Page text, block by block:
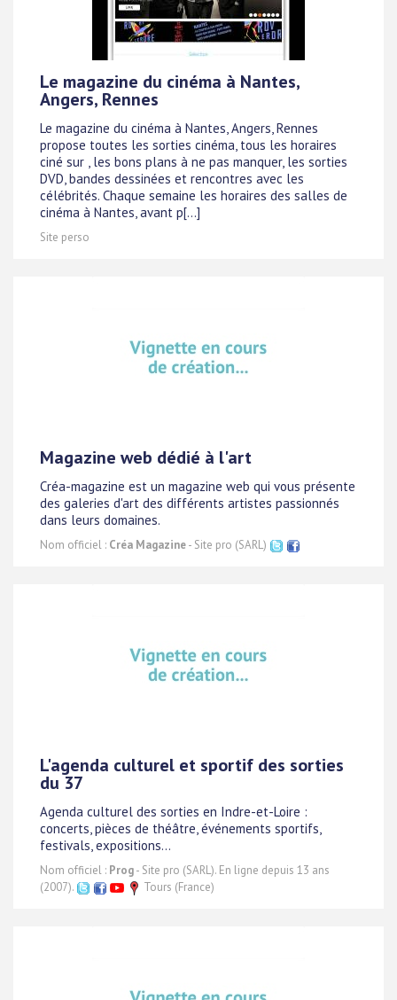
Le magazine du cinéma à Nantes,
Angers, Rennes
Le magazine du cinéma à Nantes, Angers, Rennes
propose toutes les sorties cinéma, tous les horaires
ciné sur , les bons plans à ne pas manquer, les sorties
DVD, bandes dessinées et rencontres avec les
célébrités. Chaque semaine les horaires des salles de
cinéma à Nantes, avant p[...]
Site perso
Magazine web dédié à l'art
Créa-magazine est un magazine web qui vous présente
des galeries d'art des différents artistes passionnés
dans leurs domaines.
Nom officiel : Créa Magazine- Site pro (SARL)
L'agenda culturel et sportif des sorties
du 37
Agenda culturel des sorties en Indre-et-Loire :
concerts, pièces de théâtre, événements sportifs,
festivals, expositions...
Nom officiel : Prog- Site pro (SARL). En ligne depuis 13 ans
(2007).
Tours (France)